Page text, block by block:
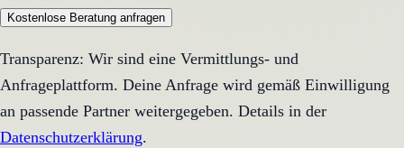
Kostenlose Beratung anfragen
Transparenz: Wir sind eine Vermittlungs- und
Anfrageplattform. Deine Anfrage wird gemäß Einwilligung
an passende Partner weitergegeben. Details in der
Datenschutzerklärung.